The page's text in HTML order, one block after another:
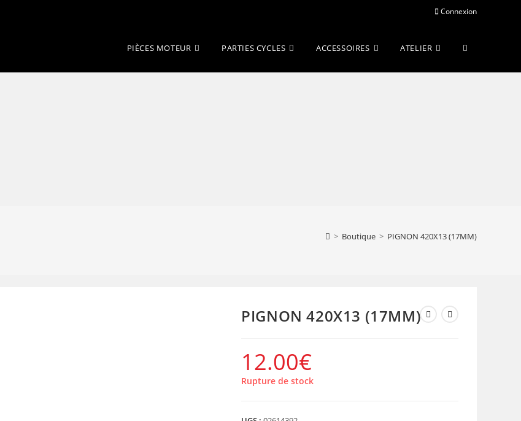
Connexion
PIÈCES MOTEUR PARTIES CYCLES ACCESSOIRES ATELIER Toggle
> Boutique > PIGNON 420X13 (17MM)
PIGNON 420X13 (17MM)
12.00€
Rupture de stock